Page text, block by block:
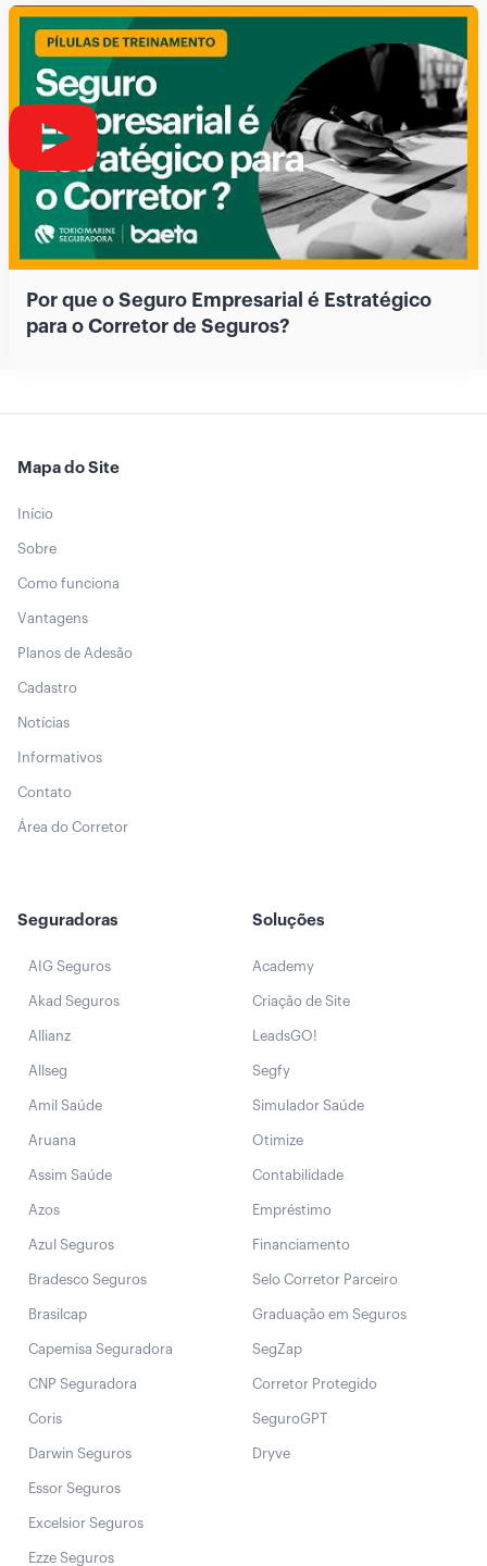
Por que o Seguro Empresarial é Estratégico
para o Corretor de Seguros?
Mapa do Site
Início
Sobre
Como funciona
Vantagens
Planos de Adesão
Cadastro
Notícias
Informativos
Contato
Área do Corretor
Seguradoras
AIG Seguros
Akad Seguros
Allianz
Allseg
Amil Saúde
Aruana
Assim Saúde
Azos
Azul Seguros
Bradesco Seguros
Brasilcap
Capemisa Seguradora
CNP Seguradora
Coris
Darwin Seguros
Essor Seguros
Excelsior Seguros
Ezze Seguros
Soluções
Academy
Criação de Site
LeadsGO!
Segfy
Simulador Saúde
Otimize
Contabilidade
Empréstimo
Financiamento
Selo Corretor Parceiro
Graduação em Seguros
SegZap
Corretor Protegido
SeguroGPT
Dryve